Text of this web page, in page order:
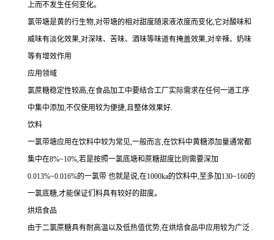
上而不发生任何变化。
氯带塘是黄的行生物,对带塘的相对甜度随滚液浓度而变化,它对酸味和
威味有淡化效果,对深味、苦味、酒味等味道有掩盖效果,对辛辣、奶味
等有增效作用
应用领域
氯蔗糖稳定性较高,在食品加工中要结合工厂实际需求在任何一道工序
中集中添加,不仅使用较为便捷,且整体效果好.
饮料
一氯带塘应用在饮料中较为常见,一般而言,在饮料中黄糖添加量通常都
集中在8%~10%,若是按照一氯底塘和蔗糖甜度比则需要深加
0.013%~0.016%的一氯带 也就是说,在1000ka的饮料中,至多加130~160的
一氯底糖,才能保证们料具有较好的甜度。
烘焙食品
由于二氯蔗糖具有耐高温以及低热值优势,在烘焙食品中应用较为广泛 .